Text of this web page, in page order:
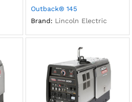
Outback® 145
Brand: Lincoln Electric